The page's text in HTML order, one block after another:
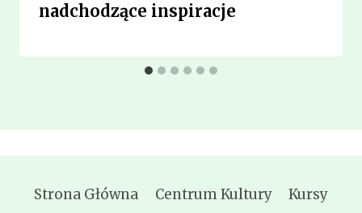
nadchodzące inspiracje
Strona Główna Centrum Kultury Kursy